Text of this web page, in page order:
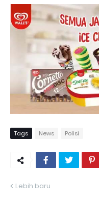
Tags News Polisi
Lebih baru